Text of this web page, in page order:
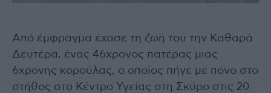
Από έμφραγμα έχασε τη ζωή του την Καθαρά
Δευτέρα, ένας 46χρονος πατέρας μιας
6χρονης κορούλας, ο οποίος πήγε με πόνο στο
στήθος στο Κέντρο Υγείας στη Σκύρο στις 20